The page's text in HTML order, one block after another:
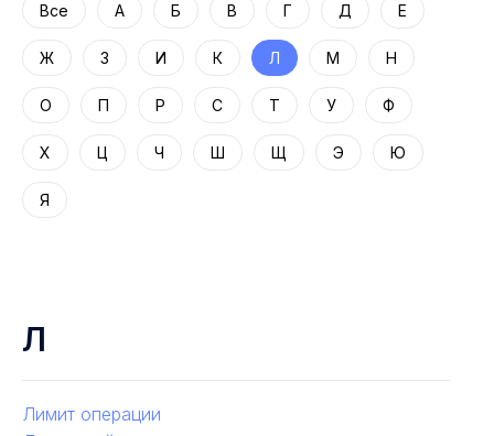
Все А Б В Г Д Е
Ж З И К Л М Н
О П Р С Т У Ф
Х Ц Ч Ш Щ Э Ю
Я
Л
Лимит операции